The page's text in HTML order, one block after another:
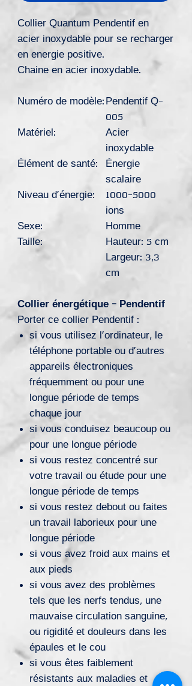
Collier Quantum Pendentif en
acier inoxydable pour se recharger
en energie positive.
Chaine en acier inoxydable.
Numéro de modèle: Pendentif Q-
005
Matériel:
Acier
inoxydable
Élément de santé:
Énergie
scalaire
Niveau d'énergie:
1000-5000
ions
Sexe:
Homme
Taille:
Hauteur: 5 cm
Largeur: 3,3
cm
Collier énergétique - Pendentif
Porter ce collier Pendentif :
si vous utilisez l’ordinateur, le
téléphone portable ou d’autres
appareils électroniques
fréquemment ou pour une
longue période de temps
chaque jour
si vous conduisez beaucoup ou
pour une longue période
si vous restez concentré sur
votre travail ou étude pour une
longue période de temps
si vous restez debout ou faites
un travail laborieux pour une
longue période
si vous avez froid aux mains et
aux pieds
si vous avez des problèmes
tels que les nerfs tendus, une
mauvaise circulation sanguine,
ou rigidité et douleurs dans les
épaules et le cou
si vous êtes faiblement
résistants aux maladies et